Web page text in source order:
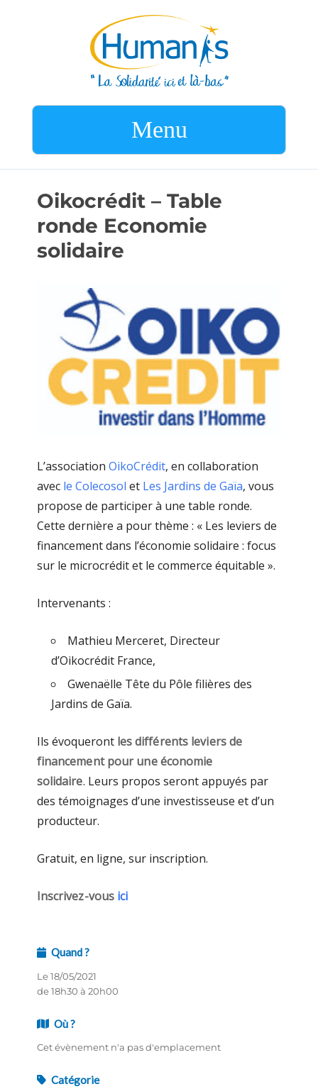
Menu
Oikocrédit – Table
ronde Economie
solidaire
L’association OikoCrédit, en collaboration
avec le Colecosol et Les Jardins de Gaïa, vous
propose de participer à une table ronde.
Cette dernière a pour thème : « Les leviers de
financement dans l’économie solidaire : focus
sur le microcrédit et le commerce équitable ».
Intervenants :
Mathieu Merceret, Directeur
d’Oikocrédit France,
Gwenaëlle Tête du Pôle filières des
Jardins de Gaïa.
Ils évoqueront les différents leviers de
financement pour une économie
solidaire. Leurs propos seront appuyés par
des témoignages d’une investisseuse et d’un
producteur.
Gratuit, en ligne, sur inscription.
Inscrivez-vous ici
Quand ?
Le 18/05/2021
de 18h30 à 20h00
Où ?
Cet évènement n'a pas d'emplacement
Catégorie